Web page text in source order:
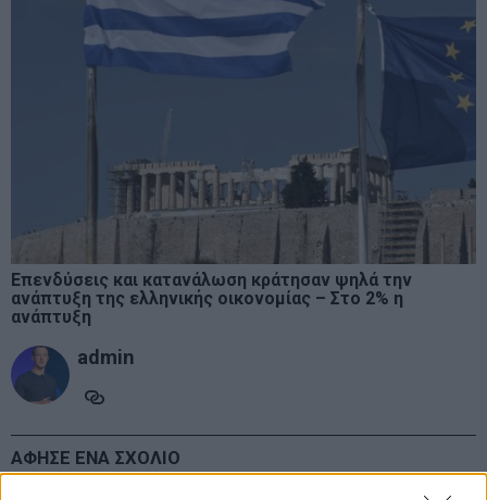
Επενδύσεις και κατανάλωση κράτησαν ψηλά την
ανάπτυξη της ελληνικής οικονομίας – Στο 2% η
ανάπτυξη
admin
ΑΦΗΣΕ ΕΝΑ ΣΧΟΛΙΟ